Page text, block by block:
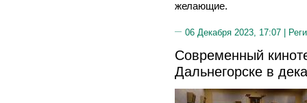
желающие.
06 Декабря 2023, 17:07 |
Современный
Дальнегорске в